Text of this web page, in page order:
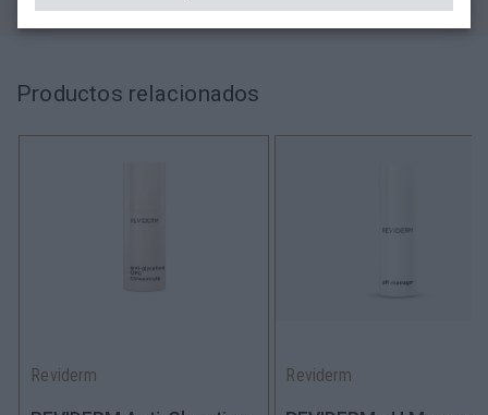
Productos relacionados
Reviderm Reviderm